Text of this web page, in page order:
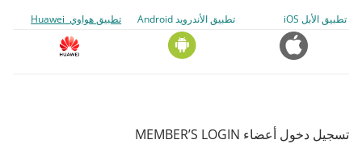
تطبيق الأبل iOS تطبيق الأندرويد Android تطبيق هواوي Huawei
تسجيل دخول أعضاء MEMBER’S LOGIN